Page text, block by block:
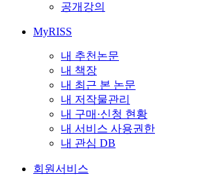
공개강의
MyRISS
내 추천논문
내 책장
내 최근 본 논문
내 저작물관리
내 구매·신청 현황
내 서비스 사용권한
내 관심 DB
회원서비스